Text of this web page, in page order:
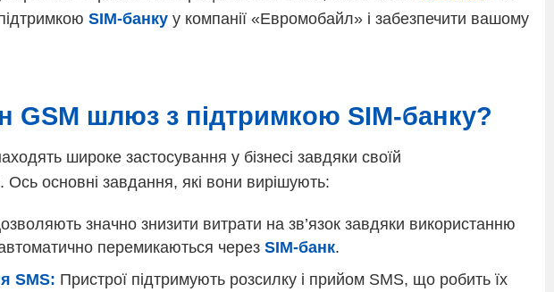
SIM-банку у компанії «Евромобайл» і забезпечити вашому
GSM шлюз з підтримкою SIM-банку?
широке застосування у бізнесі завдяки своїй
Ось основні завдання, які вони вирішують:
значно знизити витрати на зв’язок завдяки використанню
перемикаються через SIM-банк.
SMS: Пристрої підтримують розсилку і прийом SMS, що робить їх